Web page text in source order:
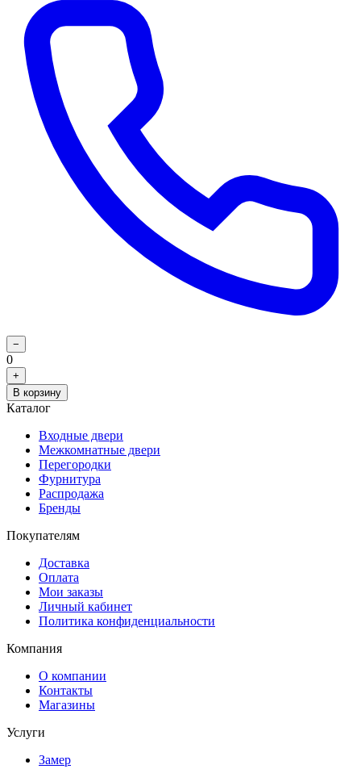
−
0
+
В корзину
Каталог
Входные двери
Межкомнатные двери
Перегородки
Фурнитура
Распродажа
Бренды
Покупателям
Доставка
Оплата
Мои заказы
Личный кабинет
Политика конфиденциальности
Компания
О компании
Контакты
Магазины
Услуги
Замер